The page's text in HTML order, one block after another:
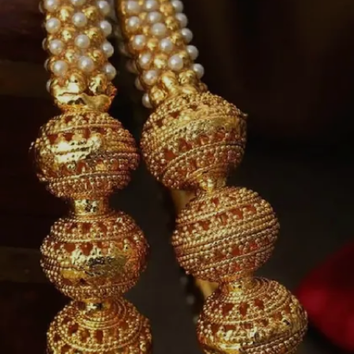
Image credits: pinterest